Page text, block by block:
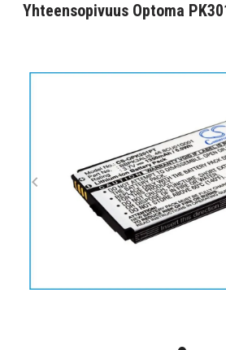
Yhteensopivuus Optoma